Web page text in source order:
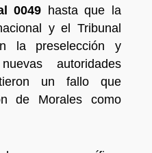
0049 hasta que la
y el Tribunal
la preselección y
autoridades
un fallo que
de Morales como